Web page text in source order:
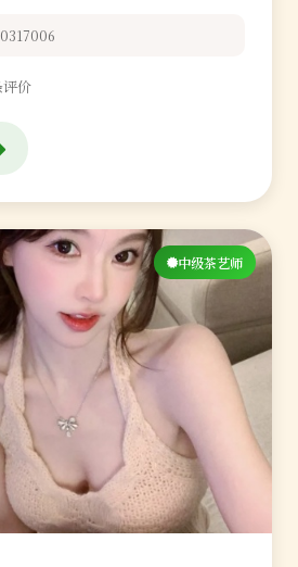
价
中级茶艺师